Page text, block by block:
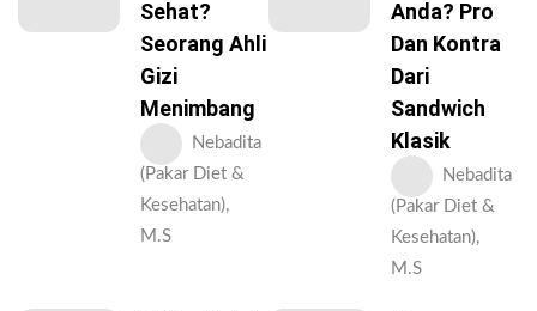
Sehat?
Seorang Ahli
Gizi
Menimbang
Nebadita
(Pakar Diet &
Kesehatan),
M.S
Anda? Pro
Dan Kontra
Dari
Sandwich
Klasik
Nebadita
(Pakar Diet &
Kesehatan),
M.S